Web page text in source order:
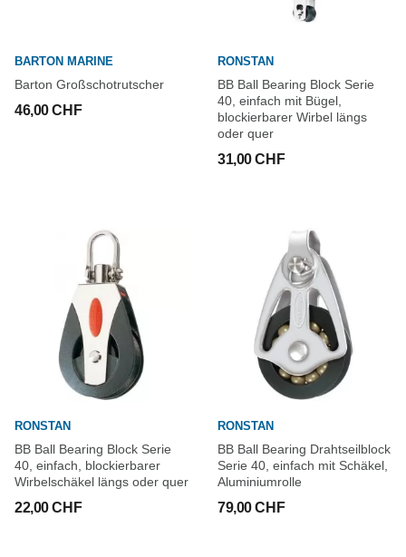
BARTON MARINE
Barton Großschotrutscher
46,00 CHF
RONSTAN
BB Ball Bearing Block Serie
40, einfach mit Bügel,
blockierbarer Wirbel längs
oder quer
31,00 CHF
RONSTAN
BB Ball Bearing Block Serie
40, einfach, blockierbarer
Wirbelschäkel längs oder quer
22,00 CHF
RONSTAN
BB Ball Bearing Drahtseilblock
Serie 40, einfach mit Schäkel,
Aluminiumrolle
79,00 CHF